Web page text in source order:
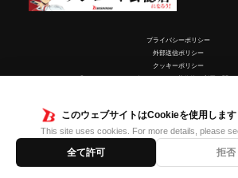
このウェブサイトはCookieを使用します
This site uses cookies. For more details, please
全て許可 拒否
プライバシーポリシー
外部送信ポリシー
クッキーポリシー
Television ©Project Vanguard if/Aichi Television ©VANGUARD
CLAMP・ST ©VANGUARD will+Dress Character Design ©2021-
Divinez Character Design ©2021-2026 CLAMP・ST ©